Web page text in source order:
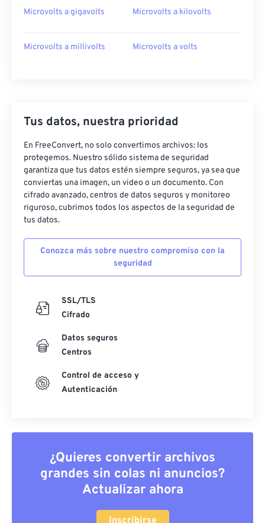
Microvolts a gigavolts Microvolts a kilovolts
Microvolts a millivolts Microvolts a volts
Tus datos, nuestra prioridad
En FreeConvert, no solo convertimos archivos: los
protegemos. Nuestro sólido sistema de seguridad
garantiza que tus datos estén siempre seguros, ya sea que
conviertas una imagen, un video o un documento. Con
cifrado avanzado, centros de datos seguros y monitoreo
riguroso, cubrimos todos los aspectos de la seguridad de
tus datos.
Conozca más sobre nuestro compromiso con la
seguridad
SSL/TLS
Cifrado
Datos seguros
Centros
Control de acceso y
Autenticación
¿Quieres convertir archivos
grandes sin colas ni anuncios?
Actualizar ahora
Inscribirse